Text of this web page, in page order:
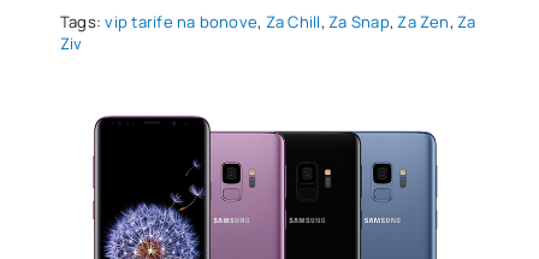
Tags:vip tarife na bonove, Za Chill,Za Snap,Za Zen,Za
Ziv